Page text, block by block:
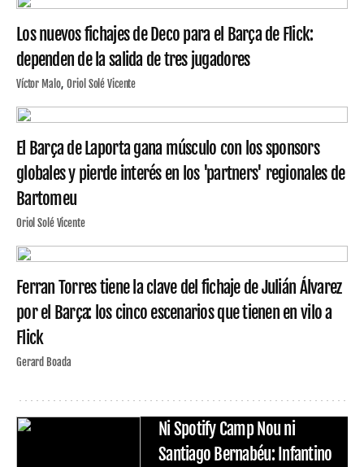
Los nuevos fichajes de Deco para el Barça de Flick:
dependen de la salida de tres jugadores
Víctor Malo Oriol Solé Vicente
El Barça de Laporta gana músculo con los sponsors
globales y pierde interés en los 'partners' regionales de
Bartomeu
Oriol Solé Vicente
Ferran Torres tiene la clave del fichaje de Julián Álvarez
por el Barça: los cinco escenarios que tienen en vilo a
Flick
Gerard Boada
Ni Spotify Camp Nou ni
Santiago Bernabéu: Infantino